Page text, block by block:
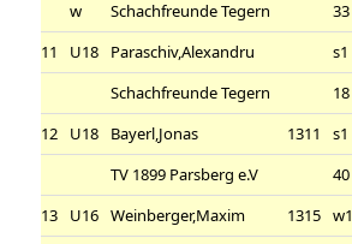
w
Schachfreunde Tegern 33
11
U18 Paraschiv,Alexandru s1
Schachfreunde Tegern
18
12
U18 Bayerl,Jonas 1311 s1
TV 1899 Parsberg e.V
40
13
U16 Weinberger,Maxim 1315 w1